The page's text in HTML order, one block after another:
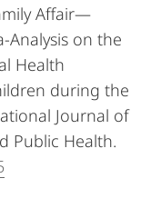
Affair—
Analysis on the
Health
during the
Journal of
Public Health.